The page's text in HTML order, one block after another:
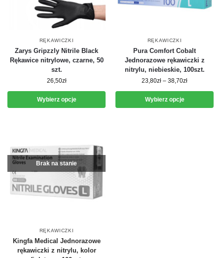
RĘKAWICZKI
Zarys Gripzzly Nitrile Black
Rękawice nitrylowe, czarne, 50
szt.
26,50zł
Wybierz opcje
RĘKAWICZKI
Pura Comfort Cobalt
Jednorazowe rękawiczki z
nitrylu, niebieskie, 100szt.
23,80zł – 38,70zł
Wybierz opcje
Brak na stanie
RĘKAWICZKI
Kingfa Medical Jednorazowe
rękawiczki z nitrylu, kolor